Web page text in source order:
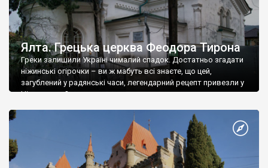
Ялта. Грецька церква Феодора Тирона
Греки залишили Україні чималий спадок. Достатньо згадати
ніжинські огірочки – ви ж мабуть всі знаєте, що цей,
загублений у радянські часи, легендарний рецепт привезли у
Ніжин греки?